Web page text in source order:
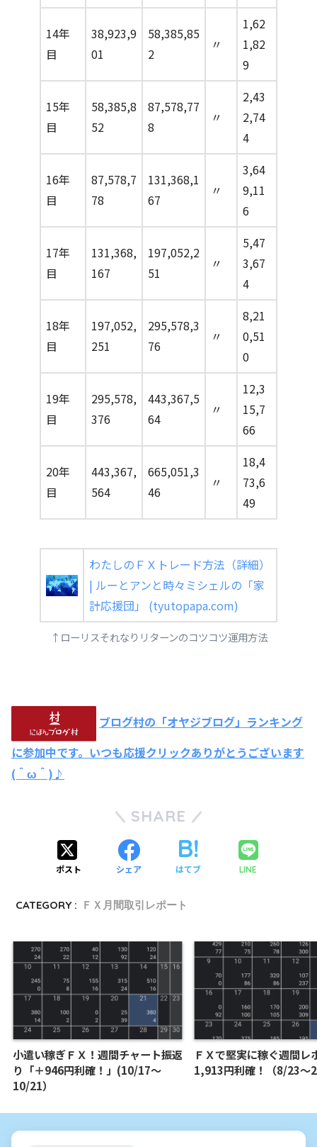
14年
目
38,923,9
01
58,385,85
2
〃
1,62
1,82
9
15年
目
58,385,8
52
87,578,77
8
〃
2,43
2,74
4
16年
目
87,578,7
78
131,368,1
67
〃
3,64
9,11
6
17年
目
131,368,
167
197,052,2
51
〃
5,47
3,67
4
18年
目
197,052,
251
295,578,3
76
〃
8,21
0,51
0
19年
目
295,578,
376
443,367,5
64
〃
12,3
15,7
66
20年
目
443,367,
564
665,051,3
46
〃
18,4
73,6
49
わたしのＦＸトレード方法（詳細）
| ルーとアンと時々ミシェルの「家
計応援団」 (tyutopapa.com)
↑ローリスそれなりリターンのコツコツ運用方法
ブログ村の「オヤジブログ」ランキング
に参加中です。いつも応援クリックありがとうございます
(＾ω＾)♪
SHARE
ポスト シェア はてブ LINE
CATEGORY : ＦＸ月間取引レポート
小遣い稼ぎＦＸ！週間チャート振返
り「＋946円利確！」(10/17～
10/21）
ＦＸで堅実に稼ぐ週間レ
1,913円利確！（8/23～